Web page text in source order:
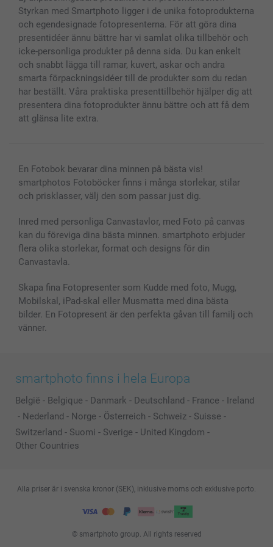
Fotoramar & Tillbehör
Presentkort
Alla fotoprodukter
Styrkan med Smartphoto ligger i de unika fotoprodukterna
och egendesignade fotopresenterna. För att göra dina
presentidéer ännu bättre har vi samlat olika tillbehör och
icke-personliga produkter på denna sida. Du kan enkelt
och snabbt lägga till ramar, kuvert, askar och andra
smarta förpackningsidéer till de produkter som du redan
har beställt. Våra praktiska presenttillbehör hjälper dig att
presentera dina fotoprodukter ännu bättre och att få dem
att glänsa lite extra.
En Fotobok bevarar dina minnen på bästa vis!
smartphotos Fotoböcker finns i många storlekar, stilar
och prisklasser, välj den som passar just dig.
Inred med personliga Canvastavlor, med Foto på canvas
kan du föreviga dina bästa minnen. smartphoto erbjuder
flera olika storlekar, format och designs för din
Canvastavla.
Skapa fina Fotopresenter som Kudde med foto, Mugg,
Mobilskal, iPad-skal eller Musmatta med dina bästa
bilder. En Fotopresent är den perfekta gåvan till familj och
vänner.
smartphoto finns i hela Europa
België - Belgique - Danmark - Deutschland - France - Ireland
- Nederland - Norge - Österreich - Schweiz - Suisse -
Switzerland - Suomi - Sverige - United Kingdom -
Other Countries
© smartphoto group. All rights reserved
Alla priser är i svenska kronor (SEK), inklusive moms och exklusive porto.